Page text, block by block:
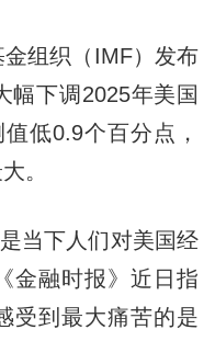
组织（IMF）发布
幅下调2025年美国
低0.9个百分点，
。
当下人们对美国经
金融时报》近日指
受到最大痛苦的是